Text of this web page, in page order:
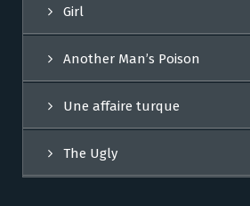
Girl
Another Man’s Poison
Une affaire turque
The Ugly